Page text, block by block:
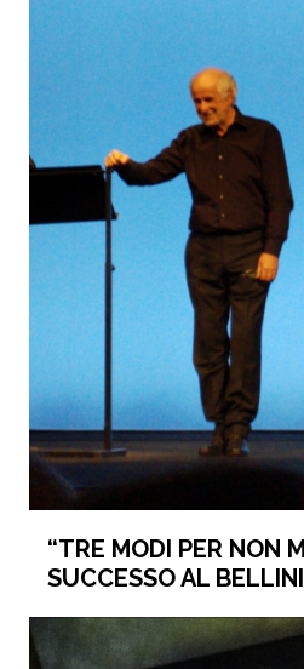
“TRE MODI PER NON
SUCCESSO AL